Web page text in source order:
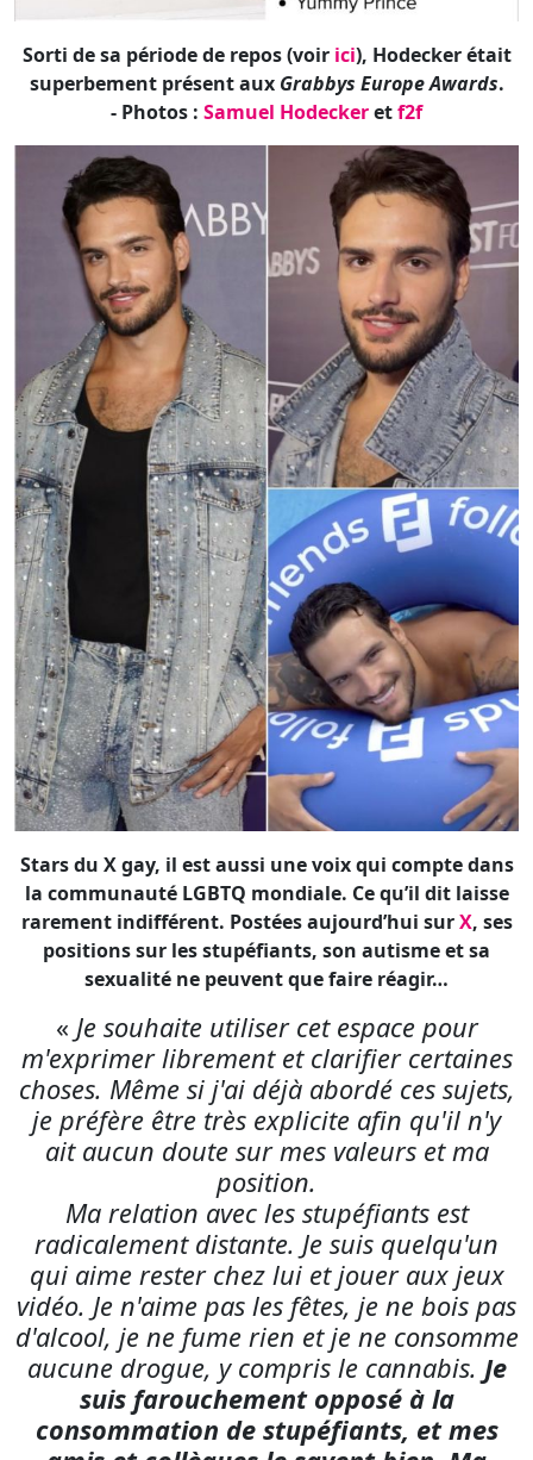
Stars du X gay, il est aussi une voix qui compte dans
la communauté LGBTQ mondiale. Ce qu’il dit laisse
rarement indifférent. Postées aujourd’hui surX, ses
positions sur les stupéfiants, son autisme et sa
sexualité ne peuvent que faire réagir…
«Je souhaite utiliser cet espace pour
m'exprimer librement et clarifier certaines
choses. Même si j'ai déjà abordé ces sujets,
je préfère être très explicite afin qu'il n'y
ait aucun doute sur mes valeurs et ma
position.
Ma relation avec les stupéfiants est
radicalement distante. Je suis quelqu'un
qui aime rester chez lui et jouer aux jeux
vidéo. Je n'aime pas les fêtes, je ne bois pas
d'alcool, je ne fume rien et je ne consomme
aucune drogue, y compris le cannabis.
suis farouchement opposé à la
consommation de stupéfiants, et mes
amis et collègues le savent bien. Ma
règle est claire : je ne consomme rien
pendant les rapports sexuels et je ne
tourne jamais avec une personne sous
l'influence de drogues.[…] Je ne